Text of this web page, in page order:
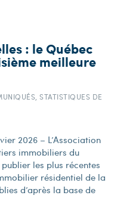
: le Québec
meilleure
STATISTIQUES DE
2026 – L’Association
immobiliers du
les plus récentes
résidentiel de la
d’après la base de